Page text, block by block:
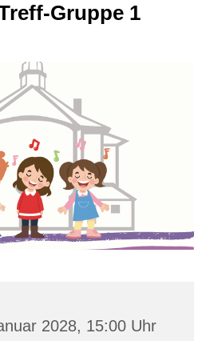
Gruppe 1
2028, 15:00 Uhr